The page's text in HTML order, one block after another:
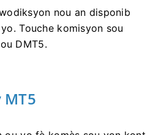
nou an disponib
Touche komisyon sou
DMT5.